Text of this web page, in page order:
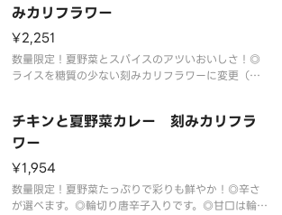
みカリフラワー
¥2,251
数量限定！夏野菜とスパイスのアツいおいしさ！◎
ライスを糖質の少ない刻みカリフラワーに変更（約1
ご了承ください。
チキンと夏野菜カレー 刻みカリフラ
ワー
¥1,954
数量限定！夏野菜たっぷりで彩りも鮮やか！◎辛さ
が選べます。◎輪切り唐辛子入りです。◎甘口は輪切